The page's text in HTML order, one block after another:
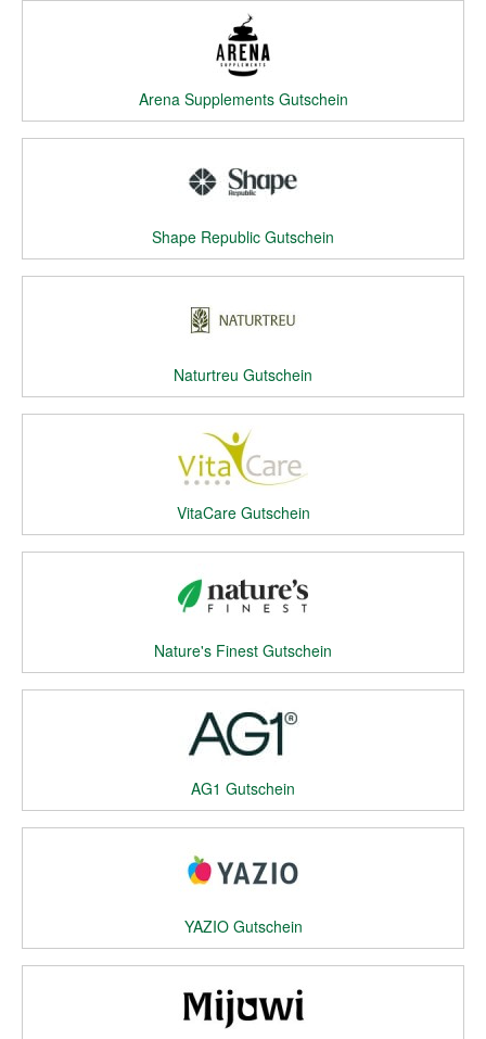
Arena Supplements Gutschein
Shape Republic Gutschein
Naturtreu Gutschein
VitaCare Gutschein
Nature's Finest Gutschein
AG1 Gutschein
YAZIO Gutschein